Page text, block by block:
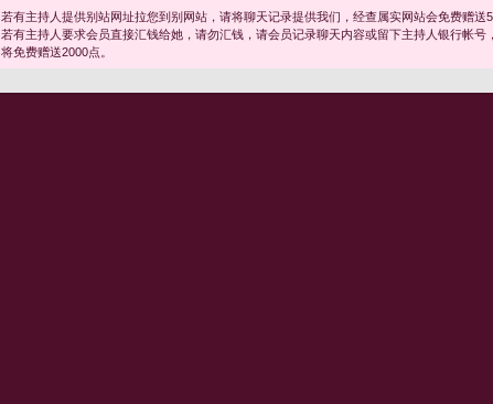
若有主持人提供别站网址拉您到别网站，请将聊天记录提供我们，经查属实网站会免费赠送
若有主持人要求会员直接汇钱给她，请勿汇钱，请会员记录聊天内容或留下主持人银行帐
将免费赠送2000点。